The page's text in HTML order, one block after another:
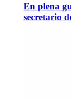
En plena
secretario